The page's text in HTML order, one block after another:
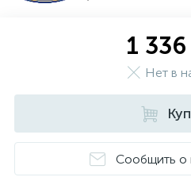
1
Нет в
Сообщить о